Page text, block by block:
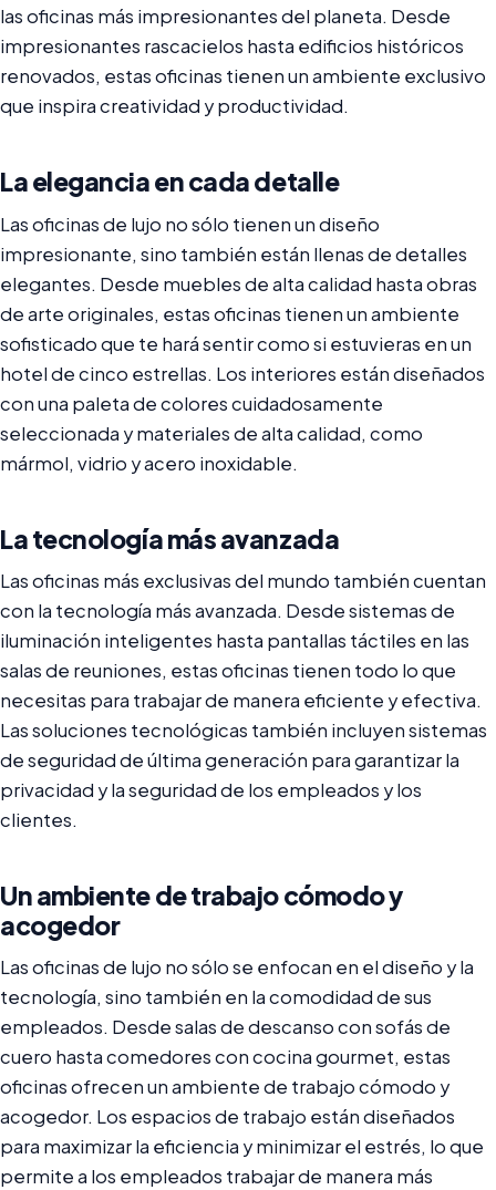
las oficinas más impresionantes del planeta. Desde
impresionantes rascacielos hasta edificios históricos
renovados, estas oficinas tienen un ambiente exclusivo
que inspira creatividad y productividad.
La elegancia en cada detalle
Las oficinas de lujo no sólo tienen un diseño
impresionante, sino también están llenas de detalles
elegantes. Desde muebles de alta calidad hasta obras
de arte originales, estas oficinas tienen un ambiente
sofisticado que te hará sentir como si estuvieras en un
hotel de cinco estrellas. Los interiores están diseñados
con una paleta de colores cuidadosamente
seleccionada y materiales de alta calidad, como
mármol, vidrio y acero inoxidable.
La tecnología más avanzada
Las oficinas más exclusivas del mundo también cuentan
con la tecnología más avanzada. Desde sistemas de
iluminación inteligentes hasta pantallas táctiles en las
salas de reuniones, estas oficinas tienen todo lo que
necesitas para trabajar de manera eficiente y efectiva.
Las soluciones tecnológicas también incluyen sistemas
de seguridad de última generación para garantizar la
privacidad y la seguridad de los empleados y los
clientes.
Un ambiente de trabajo cómodo y
acogedor
Las oficinas de lujo no sólo se enfocan en el diseño y la
tecnología, sino también en la comodidad de sus
empleados. Desde salas de descanso con sofás de
cuero hasta comedores con cocina gourmet, estas
oficinas ofrecen un ambiente de trabajo cómodo y
acogedor. Los espacios de trabajo están diseñados
para maximizar la eficiencia y minimizar el estrés, lo que
permite a los empleados trabajar de manera más